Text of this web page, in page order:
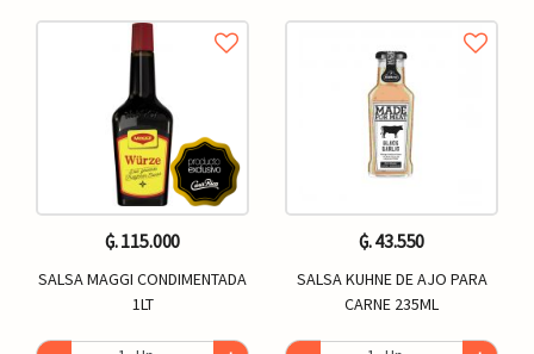
₲. 115.000
SALSA MAGGI CONDIMENTADA
1LT
₲. 43.550
SALSA KUHNE DE AJO PARA
CARNE 235ML